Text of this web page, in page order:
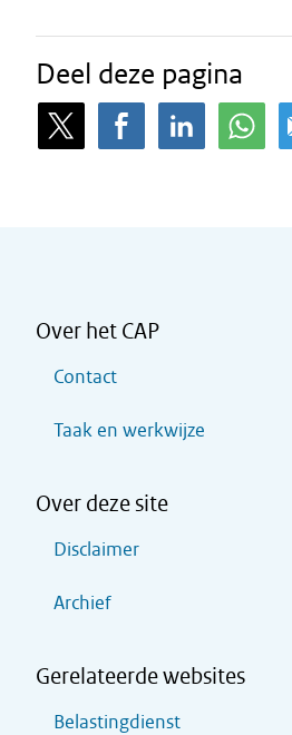
Deel deze pagina
Over het CAP
Contact
Taak en werkwijze
Over deze site
Disclaimer
Archief
Gerelateerde websites
Belastingdienst